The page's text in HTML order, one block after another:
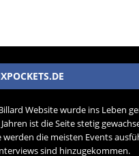
Website wurde ins Leben
ist die Seite stetig
die meisten Events
sind hinzugekommen.